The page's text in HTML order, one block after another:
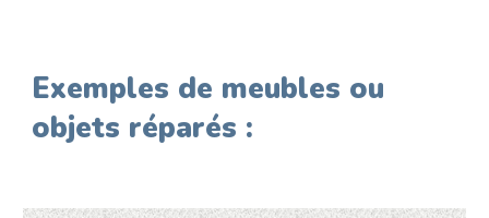
Exemples de meubles ou
objets réparés :